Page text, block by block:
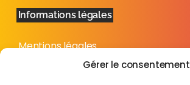
Gérer le consentement
Informations légales
Mentions légales
Politique de confidentialité